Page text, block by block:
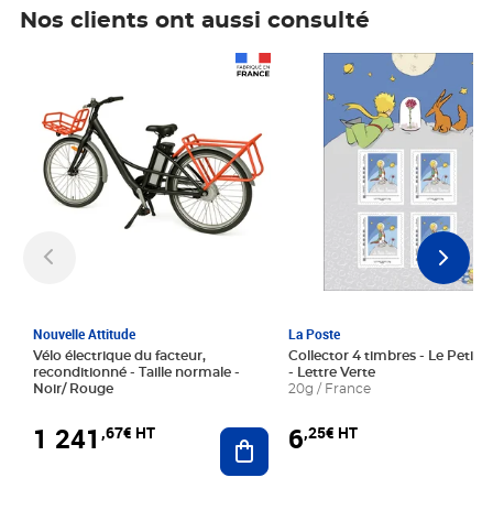
Nos clients ont aussi consulté
Nouvelle Attitude
Vélo électrique du facteur,
reconditionné - Taille normale -
Noir/ Rouge
1 241 ,67€ HT Ajouter au panier
La Poste
Collector 4 timbres - Le Petit
- Lettre Verte
20g / France
6,25€ HT
Prix 6,25€ HT